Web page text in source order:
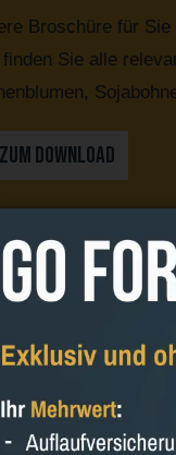
Broschüre für
finden Sie alle
ZUM DOWNLOAD